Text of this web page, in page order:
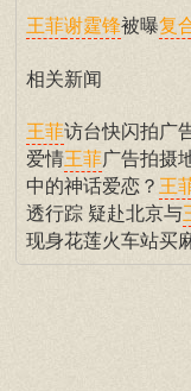
王菲谢霆锋被曝复
相关新闻
王菲访台快闪拍广
爱情王菲广告拍摄
中的神话爱恋？ 王
透行踪 疑赴北京与
现身花莲火车站买